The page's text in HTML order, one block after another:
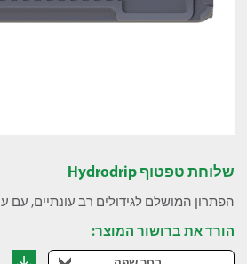
שלוחת טפטוף Hydrodrip
הפתרון המושלם לגידולים רב עונתיים, עם עובי
הורד את ברושור המוצר: